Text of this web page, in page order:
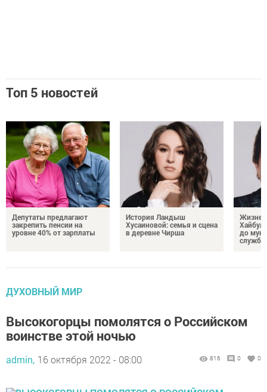
Топ 5 новостей
Депутаты предлагают
закрепить пенсии на
уровне 40% от зарплаты
История Ландыш
Хусаиновой: семья и сцена
в деревне Чирша
до
службы
ДУХОВНЫЙ МИР
Высокогорцы помолятся о Российском
воинстве этой ночью
admin, 16 октября 2022 - 08:00 816 0 0